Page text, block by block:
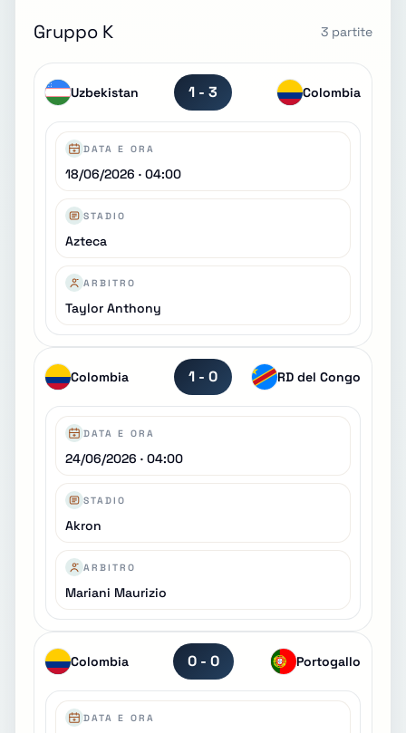
Gruppo K 3 partite
Uzbekistan 1 - 3 Colombia
DATA E ORA
18/06/2026 · 04:00
STADIO
Azteca
ARBITRO
Taylor Anthony
Colombia 1 - 0 RD del Congo
DATA E ORA
24/06/2026 · 04:00
STADIO
Akron
ARBITRO
Mariani Maurizio
Colombia 0 - 0 Portogallo
DATA E ORA